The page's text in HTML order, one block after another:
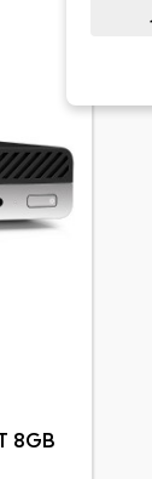
8GB